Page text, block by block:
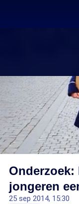
Onderzoek:
jongeren
25 sep 2014, 15:30